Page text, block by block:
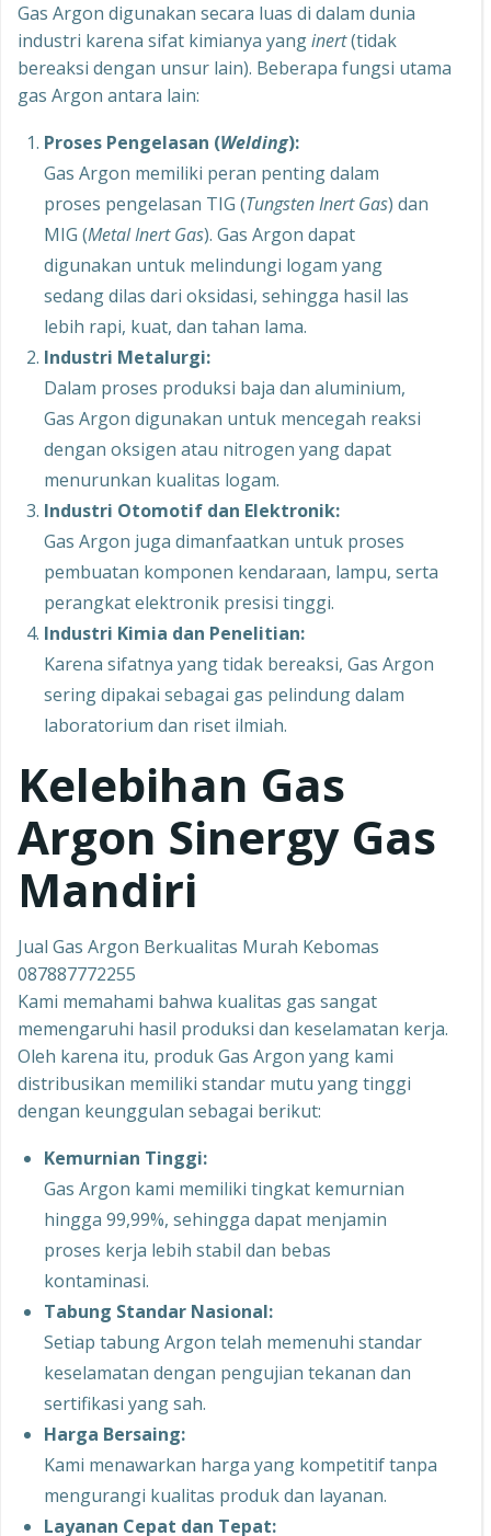
Gas Argon digunakan secara luas di dalam dunia
industri karena sifat kimianya yanginert(tidak
bereaksi dengan unsur lain). Beberapa fungsi utama
gas Argon antara lain:
Proses Pengelasan (Welding):
Gas Argon memiliki peran penting dalam
proses pengelasan TIG (Tungsten Inert Gas) dan
MIG (Metal Inert Gas). Gas Argon dapat
digunakan untuk melindungi logam yang
sedang dilas dari oksidasi, sehingga hasil las
lebih rapi, kuat, dan tahan lama.
Industri Metalurgi:
Dalam proses produksi baja dan aluminium,
Gas Argon digunakan untuk mencegah reaksi
dengan oksigen atau nitrogen yang dapat
menurunkan kualitas logam.
Industri Otomotif dan Elektronik:
Gas Argon juga dimanfaatkan untuk proses
pembuatan komponen kendaraan, lampu, serta
perangkat elektronik presisi tinggi.
Industri Kimia dan Penelitian:
Karena sifatnya yang tidak bereaksi, Gas Argon
sering dipakai sebagai gas pelindung dalam
laboratorium dan riset ilmiah.
Kelebihan Gas
Argon Sinergy Gas
Mandiri
Jual Gas Argon Berkualitas Murah Kebomas
087887772255
Kami memahami bahwa kualitas gas sangat
memengaruhi hasil produksi dan keselamatan kerja.
Oleh karena itu, produk Gas Argon yang kami
distribusikan memiliki standar mutu yang tinggi
dengan keunggulan sebagai berikut:
Kemurnian Tinggi:
Gas Argon kami memiliki tingkat kemurnian
hingga 99,99%, sehingga dapat menjamin
proses kerja lebih stabil dan bebas
kontaminasi.
Tabung Standar Nasional:
Setiap tabung Argon telah memenuhi standar
keselamatan dengan pengujian tekanan dan
sertifikasi yang sah.
Harga Bersaing:
Kami menawarkan harga yang kompetitif tanpa
mengurangi kualitas produk dan layanan.
Layanan Cepat dan Tepat: